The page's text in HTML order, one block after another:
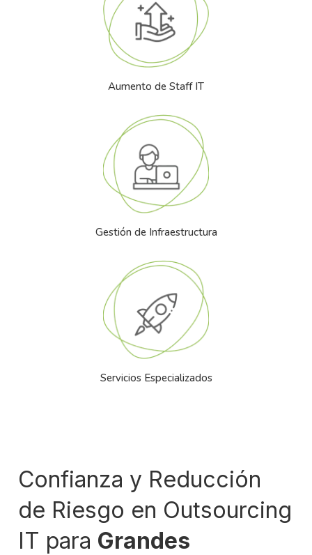
Aumento de Staff IT
Gestión de Infraestructura
Servicios Especializados
Confianza y Reducción
de Riesgo en Outsourcing
IT para Grandes